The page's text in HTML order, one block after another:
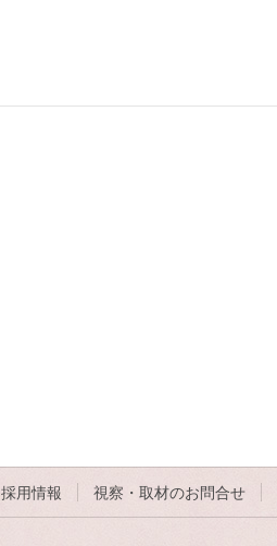
採用情報 視察・取材のお問合せ